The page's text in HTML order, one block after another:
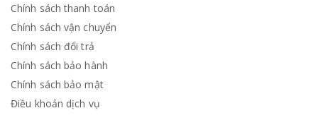
Chính sách thanh toán
Chính sách vận chuyển
Chính sách đổi trả
Chính sách bảo hành
Chính sách bảo mật
Điều khoản dịch vụ